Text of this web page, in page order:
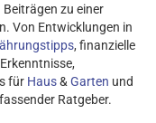
zu einer
Von Entwicklungen in
, finanzielle
für Haus& Garten und
Ratgeber.